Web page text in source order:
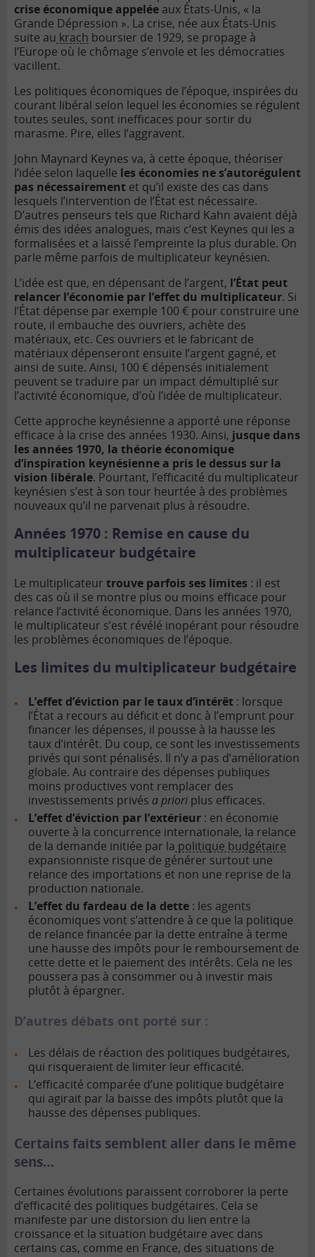
crise économique appelée aux États-Unis, « la
Grande Dépression ». La crise, née aux États-Unis
suite au krach boursier de 1929, se propage à
l’Europe où le chômage s’envole et les démocraties
vacillent.
Les politiques économiques de l’époque, inspirées du
courant libéral selon lequel les économies se régulent
toutes seules, sont inefficaces pour sortir du
marasme. Pire, elles l’aggravent.
John Maynard Keynes va, à cette époque, théoriser
l’idée selon laquelle les économies ne s’autorégulent
pas nécessairement et qu’il existe des cas dans
lesquels l’intervention de l’État est nécessaire.
D’autres penseurs tels que Richard Kahn avaient déjà
émis des idées analogues, mais c’est Keynes qui les a
formalisées et a laissé l’empreinte la plus durable. On
parle même parfois de multiplicateur keynésien.
L’idée est que, en dépensant de l’argent, l’État peut
relancer l’économie par l’effet du multiplicateur. Si
l’État dépense par exemple 100 € pour construire une
route, il embauche des ouvriers, achète des
matériaux, etc. Ces ouvriers et le fabricant de
matériaux dépenseront ensuite l’argent gagné, et
ainsi de suite. Ainsi, 100 € dépensés initialement
peuvent se traduire par un impact démultiplié sur
l’activité économique, d’où l’idée de multiplicateur.
Cette approche keynésienne a apporté une réponse
efficace à la crise des années 1930. Ainsi, jusque dans
les années 1970, la théorie économique
d’inspiration keynésienne a pris le dessus sur la
vision libérale. Pourtant, l’efficacité du multiplicateur
keynésien s’est à son tour heurtée à des problèmes
nouveaux qu’il ne parvenait plus à résoudre.
Années 1970 : Remise en cause du
multiplicateur budgétaire
Le multiplicateur trouve parfois ses limites : il est
des cas où il se montre plus ou moins efficace pour
relance l’activité économique. Dans les années 1970,
le multiplicateur s’est révélé inopérant pour résoudre
les problèmes économiques de l’époque.
Les limites du multiplicateur budgétaire
L’effet d’éviction par le taux d’intérêt : lorsque
l’État a recours au déficit et donc à l’emprunt pour
financer les dépenses, il pousse à la hausse les
taux d’intérêt. Du coup, ce sont les investissements
privés qui sont pénalisés. Il n’y a pas d’amélioration
globale. Au contraire des dépenses publiques
moins productives vont remplacer des
investissements privés a priori plus efficaces.
L’effet d’éviction par l’extérieur : en économie
ouverte à la concurrence internationale, la relance
de la demande initiée par la politique budgétaire
expansionniste risque de générer surtout une
relance des importations et non une reprise de la
production nationale.
L’effet du fardeau de la dette : les agents
économiques vont s’attendre à ce que la politique
de relance financée par la dette entraîne à terme
une hausse des impôts pour le remboursement de
cette dette et le paiement des intérêts. Cela ne les
poussera pas à consommer ou à investir mais
plutôt à épargner.
D’autres débats ont porté sur :
Les délais de réaction des politiques budgétaires,
qui risqueraient de limiter leur efficacité.
L’efficacité comparée d’une politique budgétaire
qui agirait par la baisse des impôts plutôt que la
hausse des dépenses publiques.
Certains faits semblent aller dans le même
sens…
Certaines évolutions paraissent corroborer la perte
d’efficacité des politiques budgétaires. Cela se
manifeste par une distorsion du lien entre la
croissance et la situation budgétaire avec dans
certains cas, comme en France, des situations de